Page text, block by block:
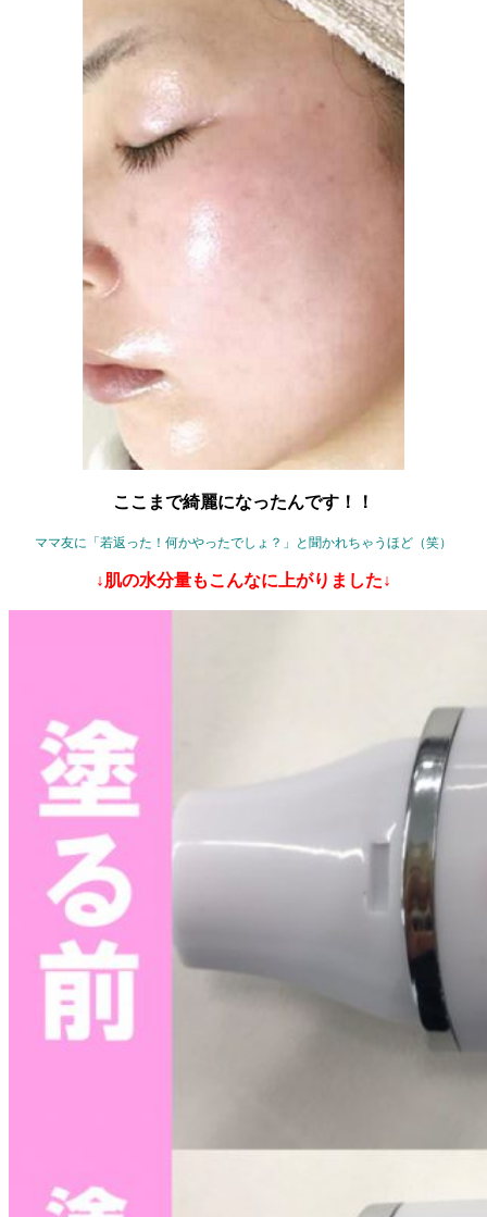
ここまで綺麗になったんです！！
ママ友に「若返った！何かやったでしょ？」と聞かれちゃうほど（笑）
↓肌の水分量もこんなに上がりました↓